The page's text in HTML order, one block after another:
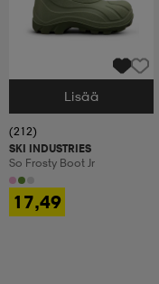
Valitse Koko
Lisää
(212)
SKI INDUSTRIES
So Frosty Boot Jr
17,49